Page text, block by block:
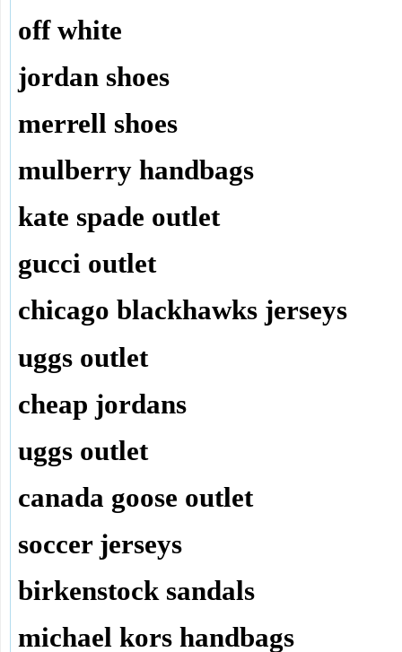
off white
jordan shoes
merrell shoes
mulberry handbags
kate spade outlet
gucci outlet
chicago blackhawks jerseys
uggs outlet
cheap jordans
uggs outlet
canada goose outlet
soccer jerseys
birkenstock sandals
michael kors handbags